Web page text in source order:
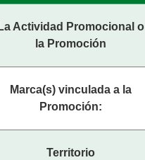
La Actividad Promocional o
la Promoción
Marca(s) vinculada a la
Promoción:
Territorio